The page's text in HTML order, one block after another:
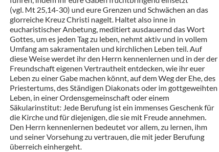
(vgl. Mt 25,14-30) und eure Grenzen und Schwächen an das
glorreiche Kreuz Christi nagelt. Haltet also inne in
eucharistischer Anbetung, meditiert ausdauernd das Wort
Gottes, um es jeden Tag zu leben, nehmt aktiv und in vollem
Umfang am sakramentalen und kirchlichen Leben teil. Auf
diese Weise werdet ihr den Herrn kennenlernen und in der der
Freundschaft eigenen Vertrautheit entdecken, wie ihr euer
Leben zu einer Gabe machen könnt, auf dem Weg der Ehe, des
Priestertums, des Ständigen Diakonats oder im gottgeweihten
Leben, in einer Ordensgemeinschaft oder einem
Säkularinstitut: Jede Berufung ist ein immenses Geschenk für
die Kirche und für diejenigen, die sie mit Freude annehmen.
Den Herrn kennenlernen bedeutet vor allem, zu lernen, ihm
und seiner Vorsehung zu vertrauen, die mit jeder Berufung
überreich einhergeht.